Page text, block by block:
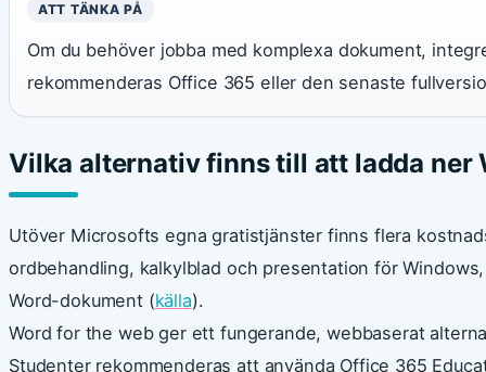
ATT TÄNKA PÅ
Om du behöver jobba med komplexa dokument,
rekommenderas Office 365 eller den senaste
Vilka alternativ finns till att ladda ner
Utöver Microsofts egna gratistjänster finns flera
ordbehandling, kalkylblad och presentation för
Word-dokument (källa).
Word for the web ger ett fungerande, webbaserat
Studenter rekommenderas att använda Office 365